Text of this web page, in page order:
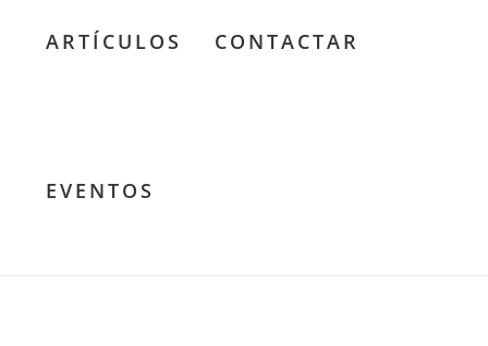
ARTÍCULOS CONTACTAR
EVENTOS
Conferencia: